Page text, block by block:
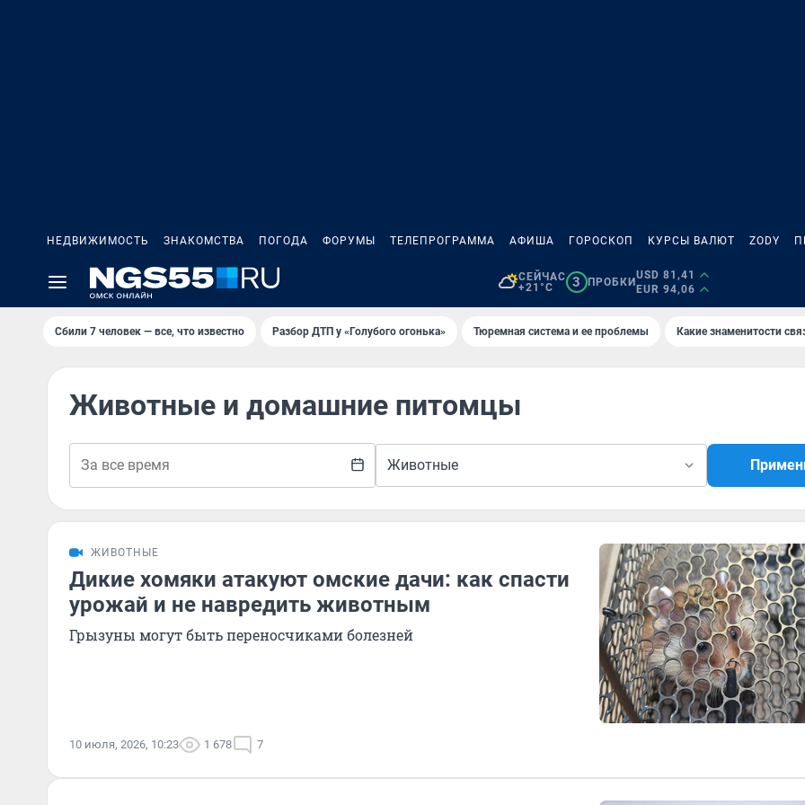
НЕДВИЖИМОСТЬ ЗНАКОМСТВА ПОГОДА ФОРУМЫ ТЕЛЕПРОГРАММА АФИША ГОРОСКОП КУРСЫ ВАЛЮТ ZODY
СЕЙЧАС
+21°C
3 ПРОБКИ
USD 81,41
EUR 94,06
Сбили 7 человек — все, что известно Разбор ДТП у «Голубого огонька» Тюремная система и ее проблемы Какие знаменитости
Животные и домашние питомцы
Животные
ЖИВОТНЫЕ
Дикие хомяки атакуют омские дачи: как спасти
урожай и не навредить животным
Грызуны могут быть переносчиками болезней
10 июля, 2026, 10:23 1 678 7